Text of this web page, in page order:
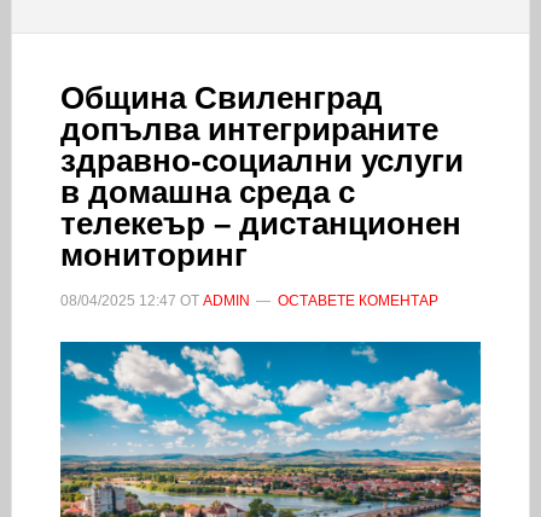
Община Свиленград
допълва интегрираните
здравно-социални услуги
в домашна среда с
телекеър – дистанционен
мониторинг
08/04/2025 12:47 ОТ ADMIN ОСТАВЕТЕ КОМЕНТАР